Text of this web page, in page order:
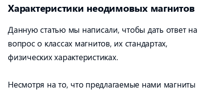
Характеристики неодимовых магнитов
Данную статью мы написали, чтобы дать ответ на
вопрос о классах магнитов, их стандартах,
физических характеристиках.
Несмотря на то, что предлагаемые нами магниты